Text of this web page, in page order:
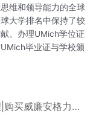
维和领导能力的全球
大学排名中保持了较
。办理UMich学位证
毕业证与学校颁
威廉安格力斯学院文凭办理|购买威廉安格力斯学院毕业证